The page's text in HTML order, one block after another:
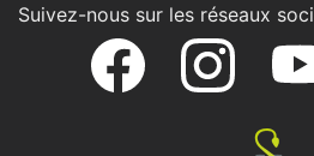
Suivez-nous sur les réseaux